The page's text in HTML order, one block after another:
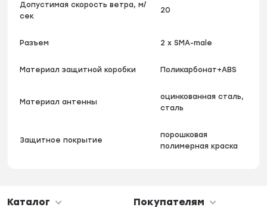
Допустимая скорость ветра, м/
сек
20
Разъем 2 х SMA-male
Материал защитной коробки Поликарбонат+ABS
Материал антенны
оцинкованная сталь,
сталь
Защитное покрытие
порошковая
полимерная краска
Каталог Покупателям